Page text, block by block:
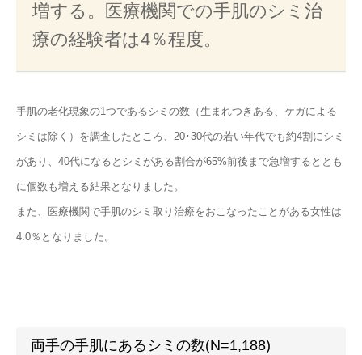
増する。医療機関での手肌のシミ治
療の経験者は4％程度。
手肌の老化現象の1つであるシミの数（生まれつきある、ケガによる
シミは除く）を調査したところ、20･30代の若い年代でも約4割にシミ
があり、40代になるとシミがある割合が65%前後まで急増するととも
に個数も増える結果となりました。
また、医療機関で手肌のシミ取り治療をおこなったことがある女性は
4.0％となりました。
両手の手肌にあるシミの数(N=1,188)